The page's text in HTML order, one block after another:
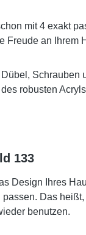
mit 4 exakt
Freude an Ihrem
robusten
133
Design Ihres
Das
benutzen.